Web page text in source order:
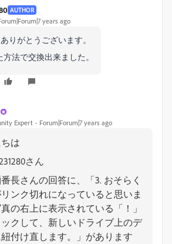
AUTHOR
years ago
りがとうございます。
法で交換出来ました。
Expert Forum|Forum|7 years ago
は
さん
長さんの回答に、
「3. おそらく
ンク切れになっていると思いま
の右上に表示されている「！」
クして、新しいドライブ上のデ
付け直します。」があります